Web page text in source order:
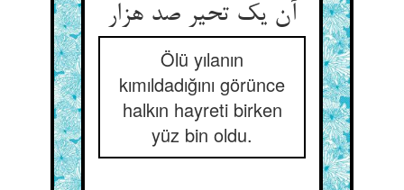
آن یک تحیر صد هزار
Ölü yılanın
kımıldadığını görünce
halkın hayreti birken
yüz bin oldu.